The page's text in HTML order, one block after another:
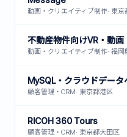
動画・クリエイティブ制作· 東京
動画・クリエイティブ制作· 福岡
顧客管理・CRM· 東京都港区
RICOH 360 Tours
顧客管理・CRM· 東京都大田区